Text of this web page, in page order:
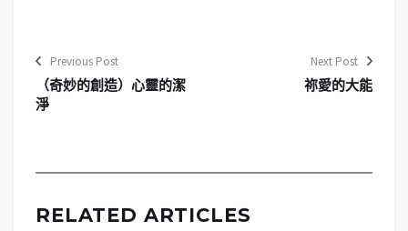
Previous Post
（奇妙的創造）心靈的潔
淨
Next Post
祢愛的大能
RELATED ARTICLES